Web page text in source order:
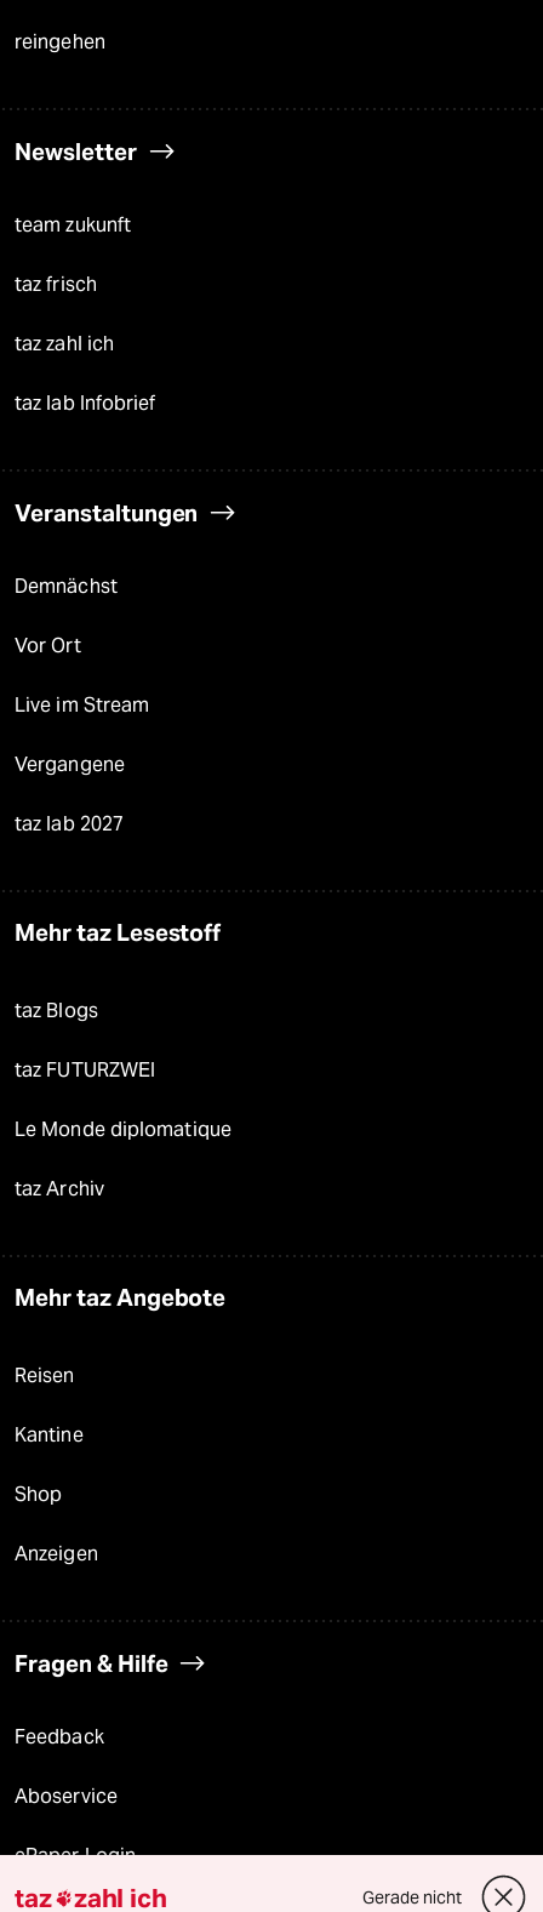
reingehen
Newsletter
team zukunft
taz frisch
taz zahl ich
taz lab Infobrief
Veranstaltungen
Demnächst
Vor Ort
Live im Stream
Vergangene
taz lab 2027
Mehr taz Lesestoff
taz Blogs
taz FUTURZWEI
Le Monde diplomatique
taz Archiv
Mehr taz Angebote
Reisen
Kantine
Shop
Anzeigen
Fragen & Hilfe
Feedback
Aboservice
ePaper Login
taz zahl ich Gerade nicht